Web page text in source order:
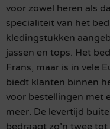
voor zowel heren als
specialiteit van het
kledingstukken
jassen en tops. Het
Frans, maar is in vele
biedt klanten binnen
voor bestellingen met
meer. De levertijd
bedraagt zo’n twee